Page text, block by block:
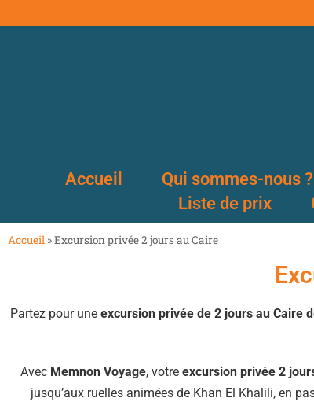
Accueil Qui sommes-nous ?
Liste de prix
Accueil »Excursion privée 2 jours au Caire
Partez pour une excursion privée de 2 jours au Caire
Avec Memnon Voyage, votre excursion privée 2
jusqu’aux ruelles animées de Khan El Khalili, en